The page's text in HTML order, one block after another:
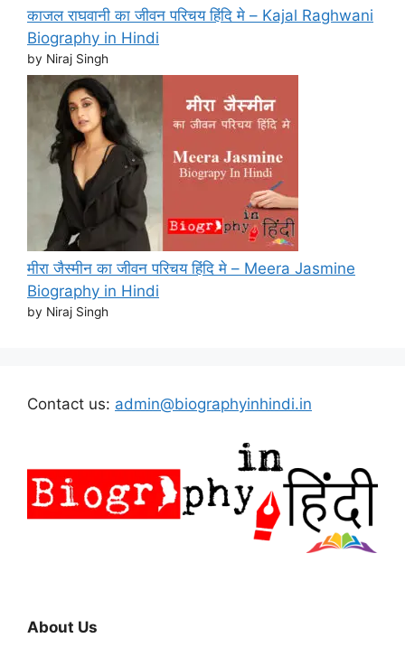
काजल राघवानी का जीवन परिचय हिंदि मे – Kajal Raghwani
Biography in Hindi
by Niraj Singh
मीरा जैस्मीन का जीवन परिचय हिंदि मे – Meera Jasmine
Biography in Hindi
by Niraj Singh
Contact us: admin@biographyinhindi.in
About Us